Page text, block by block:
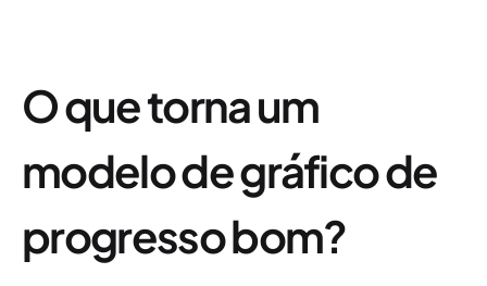
O que torna um
modelo de gráfico de
progresso bom?